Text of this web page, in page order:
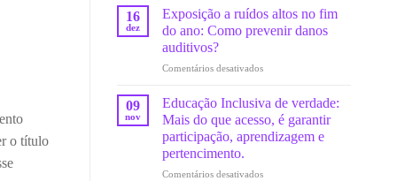
o título
16
dez
Exposição a ruídos altos no fim
do ano: Como prevenir danos
auditivos?
Comentários desativadosem
ruídos
altos
no
do
09
nov
Educação Inclusiva de verdade:
Mais do que acesso, é garantir
participação, aprendizagem e
pertencimento.
Comentários desativadosem